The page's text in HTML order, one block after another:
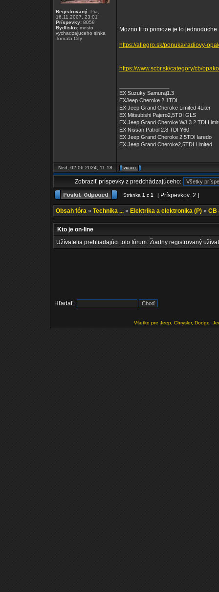
Registrovaný: Pia,
16.11.2007, 23:01
Príspevky: 8059
Bydlisko: mesto
vychadzajuceho slnka
Tornala City
Mozno ti to pomoze je to jednoduche
https://allegro.sk/ponuka/radiovy-
https://www.scbr.sk/category/cb/
EX Suzuky Samuraj1.3
EXJeep Cheroke 2.1TDI
EX Jeep Grand Cheroke Limited 4Liter
EX Mitsubishi Pajero2,5TDI GLS
EX Jeep Grand Cheroke WJ 3.2 TDI
EX Nissan Patrol 2.8 TDI Y60
EX Jeep Grand Cheroke 2.5TDI laredo
EX Jeep Grand Cheroke2,5TDI Limited
Ned, 02.06.2024, 11:18
Zobraziť príspevky z predchádzajúceho:
Stránka 1 z 1 [ Príspevkov: 2 ]
Obsah fóra » Technika ... » Elektrika a elektronika (P) » CB
Kto je on-line
Užívatelia prehliadajúci toto fórum: Žiadny registrovaný
Hľadať:
Všetko pre Jeep, Chrysler, Dodge